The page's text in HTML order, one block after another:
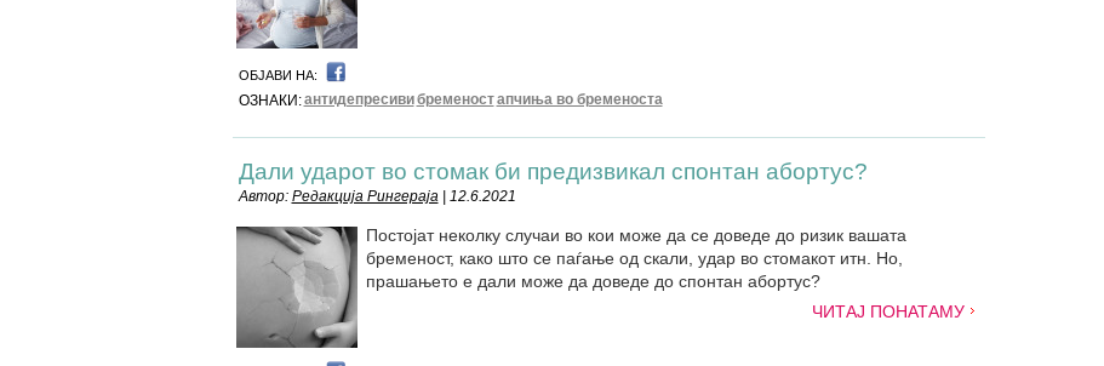
ОБЈАВИ НА:
ОЗНАКИ:антидепресивибременостапчиња во бременоста
Дали ударот во стомак би предизвикал спонтан абортус?
Автор: Редакција Рингераја| 12.6.2021
Постојат неколку случаи во кои може да се доведе до ризик вашата
бременост, како што се паѓање од скали, удар во стомакот итн. Но,
прашањето е дали може да доведе до спонтан абортус?
ЧИТАЈ ПОНАТАМУ